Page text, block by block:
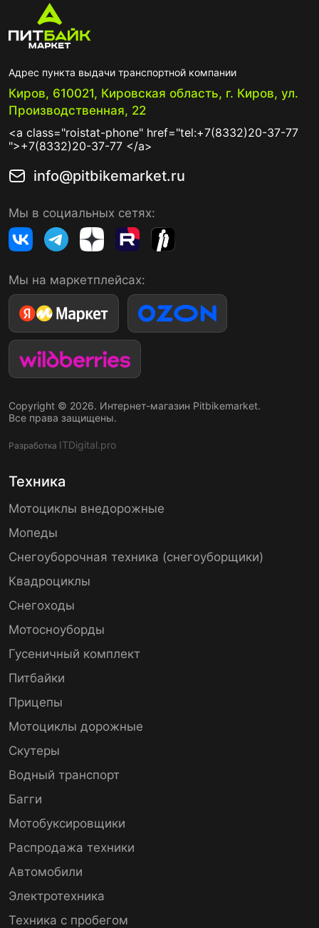
Адрес пункта выдачи транспортной компании
Киров, 610021, Кировская область, г. Киров, ул.
Производственная, 22
<a class="roistat-phone" href="tel:+7(8332)20-37-77
">+7(8332)20-37-77 </a>
info@pitbikemarket.ru
Мы в социальных сетях:
Мы на маркетплейсах:
Copyright © 2026. Интернет-магазин Pitbikemarket.
Все права защищены.
Разработка ITDigital.pro
Техника
Мотоциклы внедорожные
Мопеды
Снегоуборочная техника (снегоуборщики)
Квадроциклы
Снегоходы
Мотосноуборды
Гусеничный комплект
Питбайки
Прицепы
Мотоциклы дорожные
Скутеры
Водный транспорт
Багги
Мотобуксировщики
Распродажа техники
Автомобили
Электротехника
Техника с пробегом